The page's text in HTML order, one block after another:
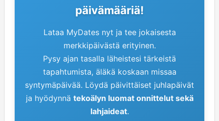
päivämääriä!
Lataa MyDates nyt ja tee jokaisesta
merkkipäivästä erityinen.
Pysy ajan tasalla läheistesi tärkeistä
tapahtumista, äläkä koskaan missaa
syntymäpäivää. Löydä päivittäiset juhlapäivät
ja hyödynnä tekoälyn luomat onnittelut sekä
lahjaideat.